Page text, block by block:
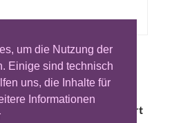
um die Nutzung der
Einige sind technisch
uns, die Inhalte für
Informationen
CRM & Order-
das Vermarkter bei
des Verkaufs digitaler
Die Plattform integriert